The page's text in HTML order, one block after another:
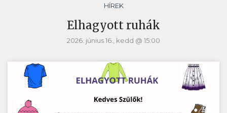
HÍREK
Elhagyott ruhák
2026. június 16., kedd @ 15:00